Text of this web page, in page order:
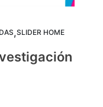
,SLIDER HOME